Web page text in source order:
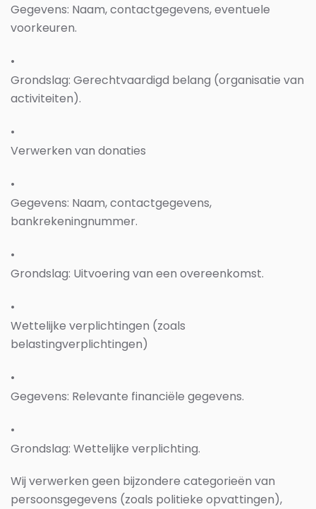
Gegevens: Naam, contactgegevens, eventuele
voorkeuren.
•
Grondslag: Gerechtvaardigd belang (organisatie van
activiteiten).
•
Verwerken van donaties
•
Gegevens: Naam, contactgegevens,
bankrekeningnummer.
•
Grondslag: Uitvoering van een overeenkomst.
•
Wettelijke verplichtingen (zoals
belastingverplichtingen)
•
Gegevens: Relevante financiële gegevens.
•
Grondslag: Wettelijke verplichting.
Wij verwerken geen bijzondere categorieën van
persoonsgegevens (zoals politieke opvattingen),